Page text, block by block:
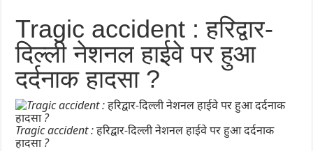
Tragic accident : हरिद्वार-
दिल्ली नेशनल हाईवे पर हुआ
दर्दनाक हादसा ?
Tragic accident : हरिद्वार-दिल्ली नेशनल हाईवे पर हुआ दर्दनाक
हादसा ?